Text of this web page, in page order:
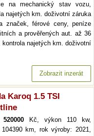
na mechanický stav vozu,
najetých km. doživotní záruka
značek, férové ceny, peníze
a prověřených aut. až 36
najetých km. doživotní
Zobrazit inzerát
Karoq 1.5 TSI
520000 Kč, výkon 110 kw,
104390 km, rok výroby: 2021,